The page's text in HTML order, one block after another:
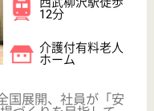
南
分,
7
...